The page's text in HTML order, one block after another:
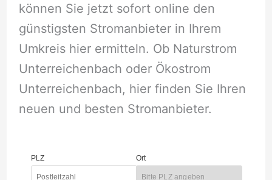
können Sie jetzt sofort online den
günstigsten Stromanbieter in Ihrem
Umkreis hier ermitteln. Ob Naturstrom
Unterreichenbach oder Ökostrom
Unterreichenbach, hier finden Sie Ihren
neuen und besten Stromanbieter.